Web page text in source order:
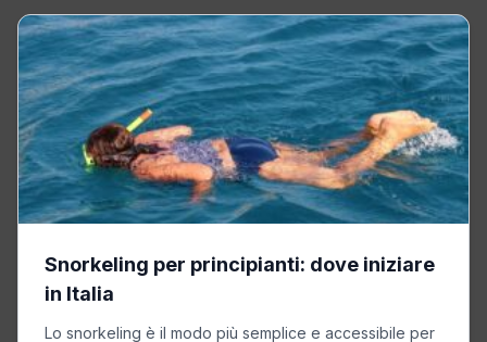
Snorkeling per principianti: dove iniziare
in Italia
Lo snorkeling è il modo più semplice e accessibile per